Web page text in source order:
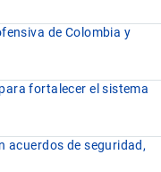
de Colombia y
fortalecer el sistema
acuerdos de seguridad,